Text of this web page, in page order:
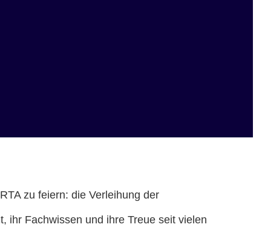
zu feiern: die Verleihung der
ihr Fachwissen und ihre Treue seit vielen